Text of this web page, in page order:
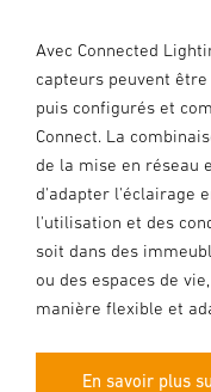
Avec Connected
capteurs peuvent être
puis configurés et
Connect. La
de la mise en réseau
d'adapter l'éclairage
l'utilisation et des
soit dans des
ou des espaces de
manière flexible et
En savoir plus